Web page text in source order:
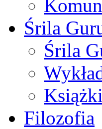
Śrila
Śrila
Książki
Filozofia